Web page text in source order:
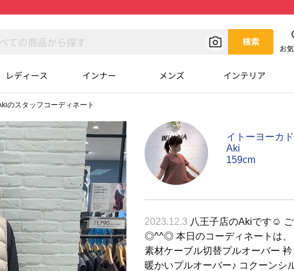
検索
お
レディース インナー メンズ インテリア
のスタッフコーディネート
イトーヨーカ
Aki
159cm
2023.12.3 八王子店のAkiです☺︎
◎^^◎ 本日のコーディネートは、
素材ケーブル切替プルオーバー
暖かいプルオーバー♪ コクーンシ